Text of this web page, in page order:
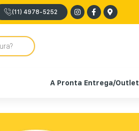
(11) 4978-5252
A Pronta Entrega/Outlet